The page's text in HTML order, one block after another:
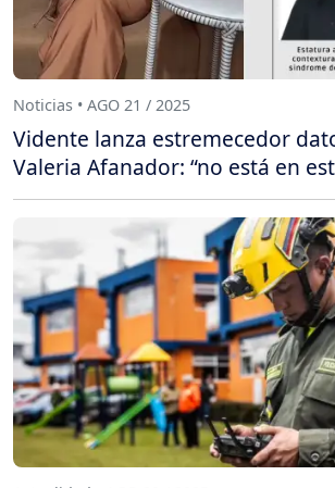
Noticias • AGO 21 / 2025
Vidente lanza estremecedor
Valeria Afanador: “no está en